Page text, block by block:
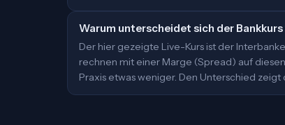
Warum unterscheidet sich der
Der hier gezeigte Live-Kurs ist der
rechnen mit einer Marge (Spread) auf
Praxis etwas weniger. Den Unterschied